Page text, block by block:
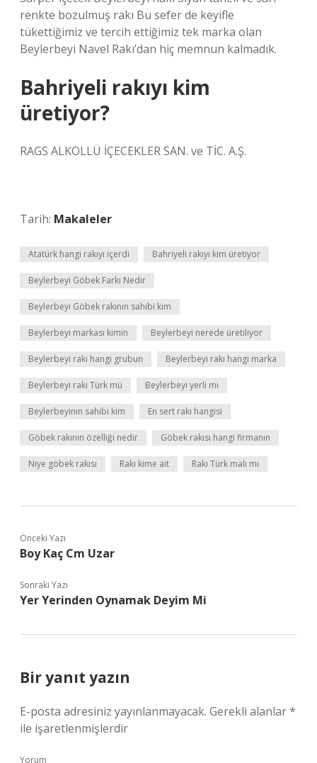
renkte bozulmuş rakı Bu sefer de keyifle
tükettiğimiz ve tercih ettiğimiz tek marka olan
Beylerbeyi Navel Rakı’dan hiç memnun kalmadık.
Bahriyeli rakıyı kim
üretiyor?
RAGS ALKOLLÜ İÇECEKLER SAN. ve TİC. A.Ş.
Tarih: Makaleler
Atatürk hangi rakıyı içerdi Bahriyeli rakıyı kim üretiyor
Beylerbeyi Göbek Farkı Nedir
Beylerbeyi Göbek rakının sahibi kim
Beylerbeyi markası kimin Beylerbeyi nerede üretiliyor
Beylerbeyi rakı hangi grubun Beylerbeyi rakı hangi marka
Beylerbeyi rakı Türk mü Beylerbeyi yerli mi
Beylerbeyinin sahibi kim En sert rakı hangisi
Göbek rakının özelliği nedir Göbek rakısı hangi firmanın
Niye göbek rakısı Rakı kime ait Rakı Türk malı mı
Önceki Yazı
Boy Kaç Cm Uzar
Sonraki Yazı
Yer Yerinden Oynamak Deyim Mi
Bir yanıt yazın
E-posta adresiniz yayınlanmayacak. Gerekli alanlar*
ile işaretlenmişlerdir
Yorum